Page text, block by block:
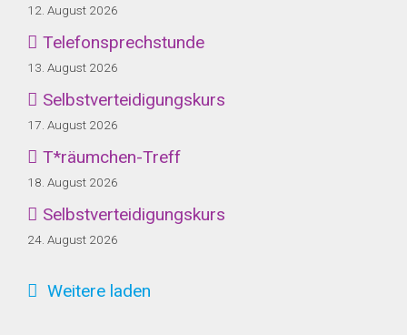
12. August 2026
Telefonsprechstunde
13. August 2026
Selbstverteidigungskurs
17. August 2026
T*räumchen-Treff
18. August 2026
Selbstverteidigungskurs
24. August 2026
Weitere laden